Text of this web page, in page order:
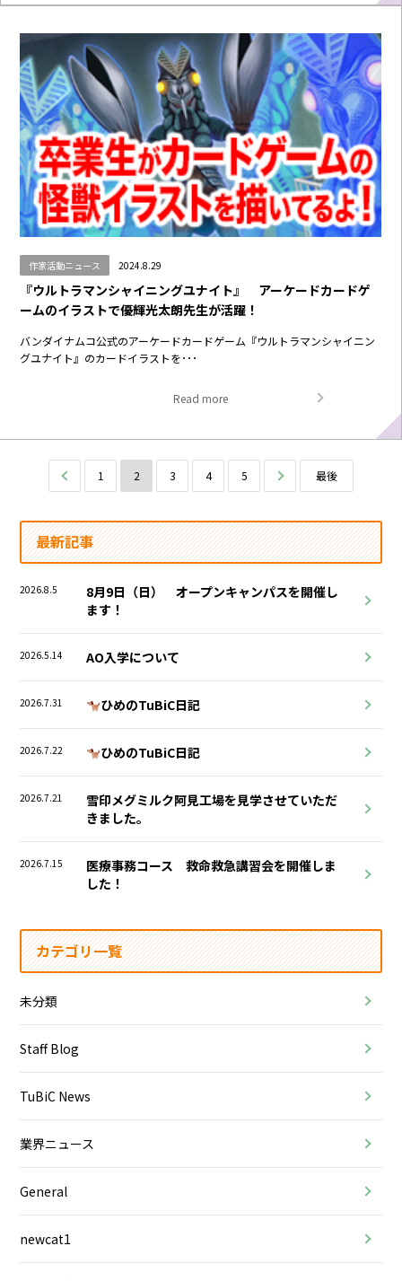
作家活動ニュース 2024.8.29
『ウルトラマンシャイニングユナイト』 アーケードカードゲ
ームのイラストで優輝光太朗先生が活躍！
バンダイナムコ公式のアーケードカードゲーム『ウルトラマンシャイニン
グユナイト』のカードイラストを･･･
Read more
前へ 1 2 3 4 5 次へ 最後
最新記事
2026.8.5
8月9日（日） オープンキャンパスを開催し
ます！
2026.5.14 AO入学について
2026.7.31 ひめのTuBiC日記
2026.7.22 ひめのTuBiC日記
2026.7.21
雪印メグミルク阿見工場を見学させていただ
きました。
2026.7.15
医療事務コース 救命救急講習会を開催しま
した！
カテゴリ一覧
未分類
Staff Blog
TuBiC News
業界ニュース
General
newcat1